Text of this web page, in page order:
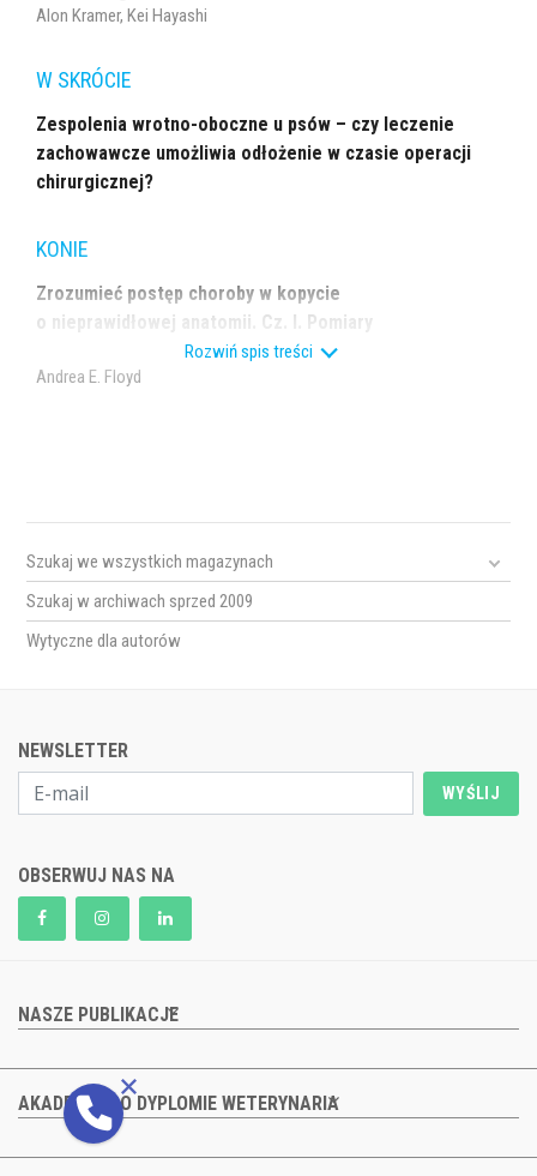
Alon Kramer, Kei Hayashi
W SKRÓCIE
Zespolenia wrotno-oboczne u psów – czy leczenie
zachowawcze umożliwia odłożenie w czasie operacji
chirurgicznej?
KONIE
Zrozumieć postęp choroby w kopycie
o nieprawidłowej anatomii. Cz. I. Pomiary
matematyczne w ochwacie lekkiego stopnia
Andrea E. Floyd
Rozwiń spis treści
Szukaj we wszystkich magazynach
Szukaj w archiwach sprzed 2009
Wytyczne dla autorów
NEWSLETTER
WYŚLIJ
OBSERWUJ NAS NA
NASZE PUBLIKACJE
AKADEMIA PO DYPLOMIE WETERYNARIA